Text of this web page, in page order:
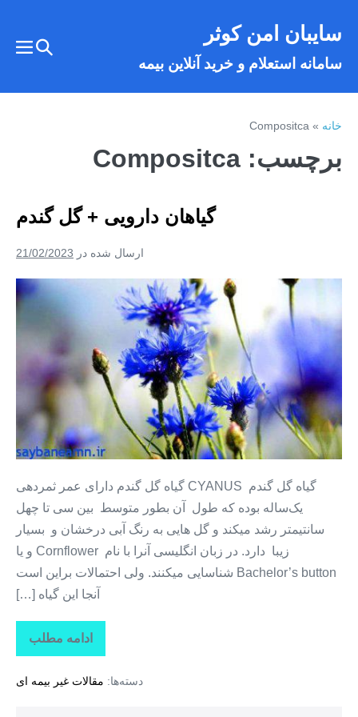
سایبان امن کوثر
سامانه استعلام و خرید آنلاین بیمه
تغییر
خانه»
Compositca
برچسب: Compositca
گیاهان دارویی + گل گندم
ارسال شده در 21/02/2023
+
گل
گندم
گیاه گل گندم CYANUS گیاه گل گندم دارای عمر ثمردهی
یک‌ساله بوده که طول آن بطور متوسط بین سی تا چهل
سانتیمتر رشد میکند و گل‌ هایی به‌ رنگ آبی درخشان و بسیار
زیبا دارد. در زبان انگلیسی آنرا با نام Cornflower و یا
Bachelor’s button شناسایی میکنند. ولی احتمالات براین است
آنجا این گیاه […]
ادامه مطلب
گیاهان
دارویی
گل
دسته‌ها: مقالات غیر بیمه ای